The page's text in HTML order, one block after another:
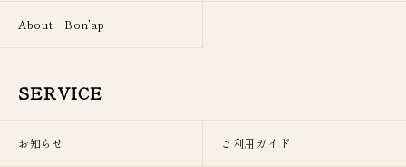
About Bon’ap
SERVICE
お知らせ ご利用ガイド